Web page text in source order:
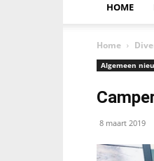
HOME
Home
Algemeen
8 maart 2019